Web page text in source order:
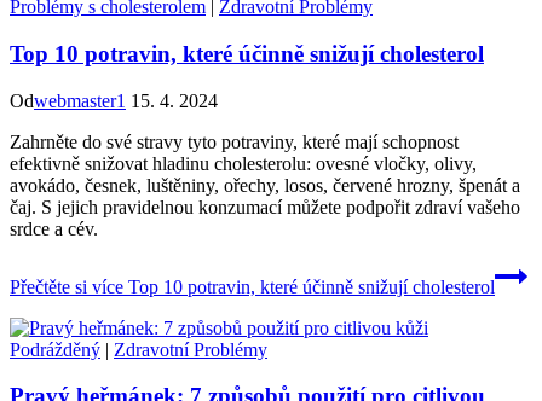
Problémy s cholesterolem | Zdravotní Problémy
Top 10 potravin, které účinně snižují cholesterol
Odwebmaster1 15. 4. 2024
Zahrněte do své stravy tyto potraviny, které mají schopnost
efektivně snižovat hladinu cholesterolu: ovesné vločky, olivy,
avokádo, česnek, luštěniny, ořechy, losos, červené hrozny, špenát a
čaj. S jejich pravidelnou konzumací můžete podpořit zdraví vašeho
srdce a cév.
Přečtěte si více Top 10 potravin, které účinně snižují cholesterol
Podrážděný | Zdravotní Problémy
Pravý heřmánek: 7 způsobů použití pro citlivou